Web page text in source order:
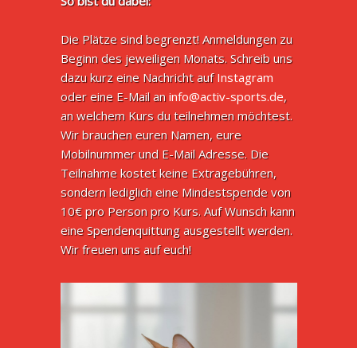
Die Plätze sind begrenzt! Anmeldungen zu
Beginn des jeweiligen Monats. Schreib uns
dazu kurz eine Nachricht aufInstagram
oder eine E-Mail aninfo@activ-sports.de,
an welchem Kurs du teilnehmen möchtest.
Wir brauchen euren Namen, eure
Mobilnummer und E-Mail Adresse. Die
Teilnahme kostet keine Extragebühren,
sondern lediglich eine Mindestspende von
10€ pro Person pro Kurs. Auf Wunsch kann
eine Spendenquittung ausgestellt werden.
Wir freuen uns auf euch!